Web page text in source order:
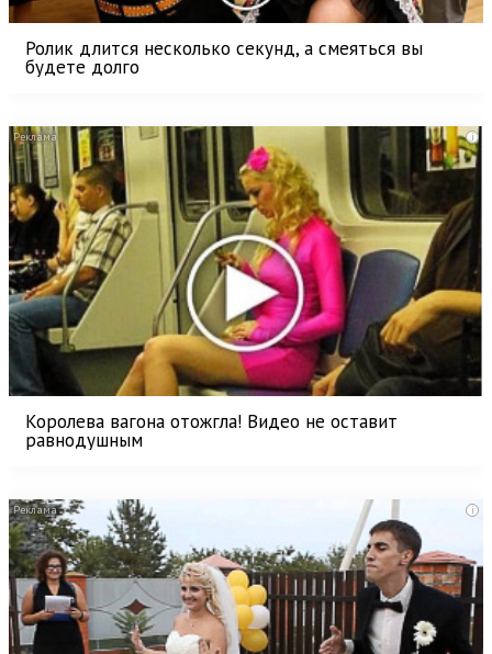
Ролик длится несколько секунд, а смеяться вы
будете долго
i
Королева вагона отожгла! Видео не оставит
равнодушным
i